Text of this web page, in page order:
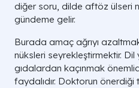
diğer soru, dilde aftöz ülseri
gündeme gelir.
Burada amaç ağrıyı
nüksleri seyrekleştirmektir.
gıdalardan kaçınmak
faydalıdır. Doktorun önerdiği